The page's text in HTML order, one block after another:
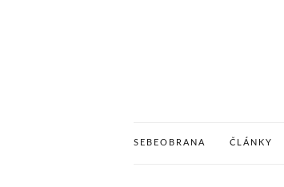
SEBEOBRANA ČLÁNKY